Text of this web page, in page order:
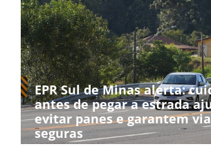
EPR Sul de Minas alerta:
antes de pegar a estrada
evitar panes e garantem
seguras